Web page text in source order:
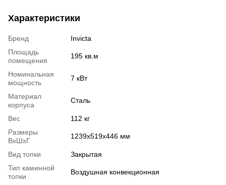
Характеристики
Бренд
Invicta
Площадь
помещения
195 кв.м
Номинальная
мощность
7 кВт
Материал
корпуса
Сталь
Вес
112 кг
Размеры
ВхШхГ
1239x519x446 мм
Вид топки
Закрытая
Тип каминной
топки
Воздушная конвекционная